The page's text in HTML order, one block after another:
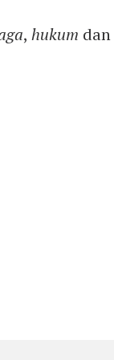
, hukum dan